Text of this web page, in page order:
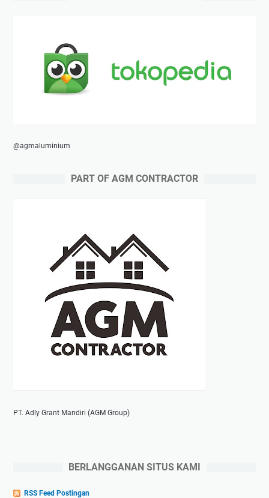
@agmaluminium
PART OF AGM CONTRACTOR
PT. Adly Grant Mandiri (AGM Group)
BERLANGGANAN SITUS KAMI
RSS Feed Postingan